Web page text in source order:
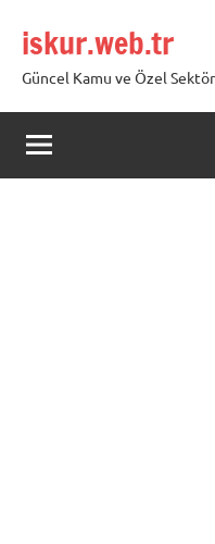
geçiskur.web.tr
Güncel Kamu ve Özel